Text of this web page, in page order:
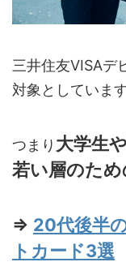
三井住友VISAデ
対象としています
つまり 大学生
若い層のため
⇒ 20代後半
トカード3選